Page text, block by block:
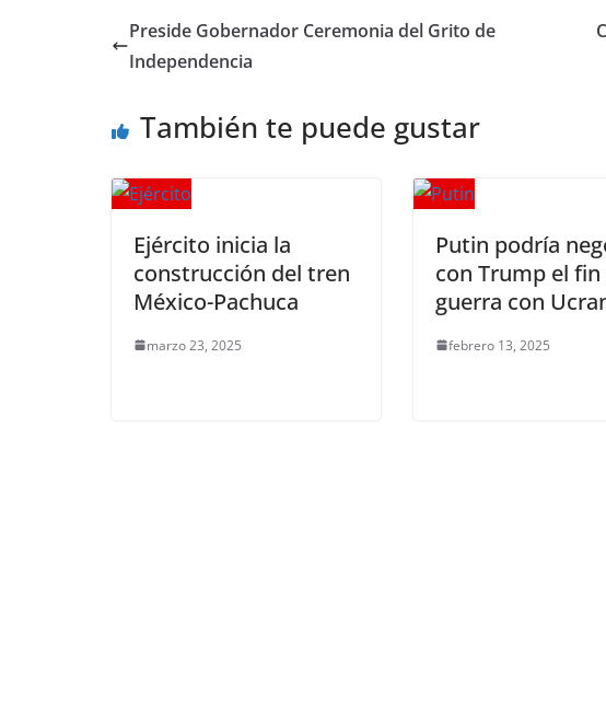
e
b
o
k
er l s
p
y
k
gr e
Preside Gobernador Ceremonia del Grito de
Independencia
También te puede gustar
Ejército inicia la
construcción del tren
México-Pachuca
marzo 23, 2025
Putin podría
con Trump el fin
guerra con
febrero 13, 2025